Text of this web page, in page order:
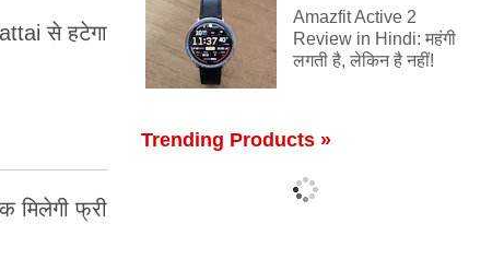
से हटेगा
मिलेगी फ्री
Amazfit Active 2
Review in Hindi: महंगी
लगती है, लेकिन है नहीं!
Trending Products »